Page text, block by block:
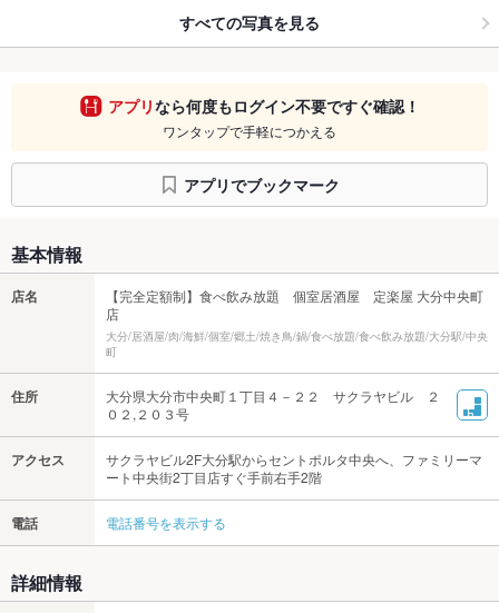
すべての写真を見る
アプリなら何度もログイン不要ですぐ確認！
ワンタップで手軽につかえる
アプリでブックマーク
基本情報
店名
【完全定額制】食べ飲み放題 個室居酒屋 定楽屋 大分中央町
店
大分/居酒屋/肉/海鮮/個室/郷土/焼き鳥/鍋/食べ放題/食べ飲み放題/大分駅/中央
町
住所
大分県大分市中央町１丁目４－２２ サクラヤビル ２
０２,２０３号
アクセス
サクラヤビル2F大分駅からセントポルタ中央へ、ファミリーマ
ート中央街2丁目店すぐ手前右手2階
電話 電話番号を表示する
詳細情報